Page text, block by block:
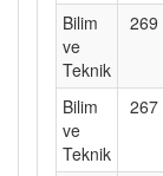
Bilim
ve
Teknik
269
Bilim
ve
Teknik
267